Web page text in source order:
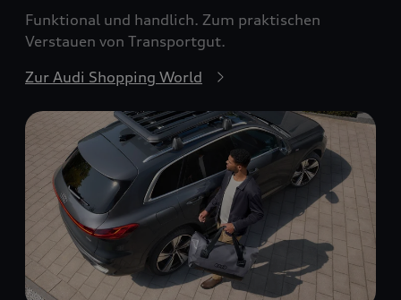
Funktional und handlich. Zum praktischen
Verstauen von Transportgut.
Zur Audi Shopping World